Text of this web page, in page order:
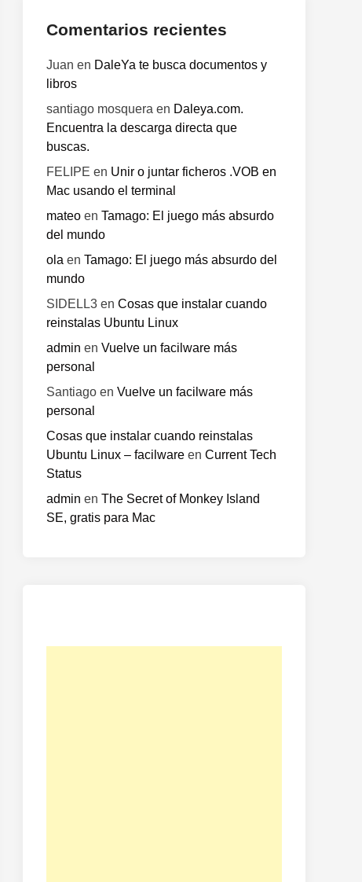
Comentarios recientes
Juan en DaleYa te busca documentos y
libros
santiago mosquera en Daleya.com.
Encuentra la descarga directa que
buscas.
FELIPE en Unir o juntar ficheros .VOB en
Mac usando el terminal
mateo en Tamago: El juego más absurdo
del mundo
ola en Tamago: El juego más absurdo del
mundo
SIDELL3 en Cosas que instalar cuando
reinstalas Ubuntu Linux
admin en Vuelve un facilware más
personal
Santiago en Vuelve un facilware más
personal
Cosas que instalar cuando reinstalas
Ubuntu Linux – facilware en Current Tech
Status
admin en The Secret of Monkey Island
SE, gratis para Mac